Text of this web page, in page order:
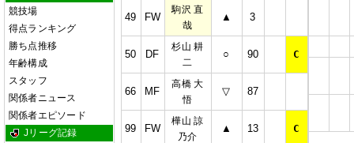
競技場
得点ランキング
勝ち点推移
年齢構成
スタッフ
関係者ニュース
関係者エピソード
Jリーグ記録
49 FW
駒沢 直
哉
▲ 3
50 DF
杉山 耕
二
○ 90 C
66 MF
高橋 大
悟
▽ 87
99 FW
樺山 諒
乃介
▲ 13 C